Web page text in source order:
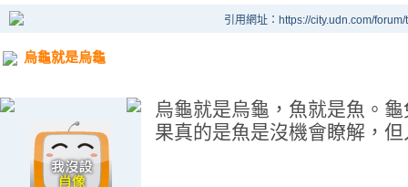
引用網址：https://city.udn.com/
烏龜就是烏龜
烏龜就是烏龜，魚就是魚。
果真的是魚是沒機會瞭解，